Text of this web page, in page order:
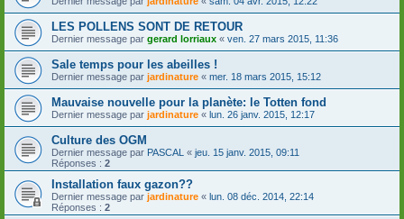
LES POLLENS SONT DE RETOUR
Dernier message par gerard lorriaux « ven. 27 mars 2015, 11:36
Sale temps pour les abeilles !
Dernier message par jardinature « mer. 18 mars 2015, 15:12
Mauvaise nouvelle pour la planète: le Totten fond
Dernier message par jardinature « lun. 26 janv. 2015, 12:17
Culture des OGM
Dernier message par PASCAL « jeu. 15 janv. 2015, 09:11
Réponses : 2
Installation faux gazon??
Dernier message par jardinature « lun. 08 déc. 2014, 22:14
Réponses : 2